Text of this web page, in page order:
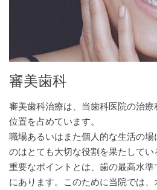
審美歯科
審美歯科治療は、当歯科医院の治
位置を占めています。
職場あるいはまた個人的な生活の場
のはとても大切な役割を果たしてい
重要なポイントとは、歯の最高水
にあります。このために当院では